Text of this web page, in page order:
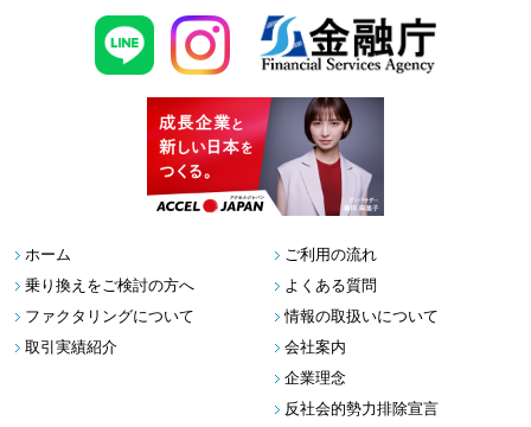
ホーム
乗り換えをご検討の方へ
ファクタリングについて
取引実績紹介
ご利用の流れ
よくある質問
情報の取扱いについて
会社案内
企業理念
反社会的勢力排除宣言